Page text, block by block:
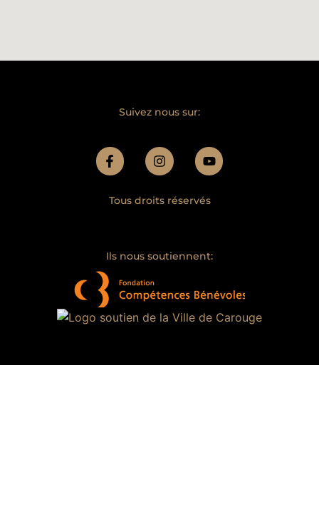
Suivez nous sur:
Tous droits réservés
Ils nous soutiennent: